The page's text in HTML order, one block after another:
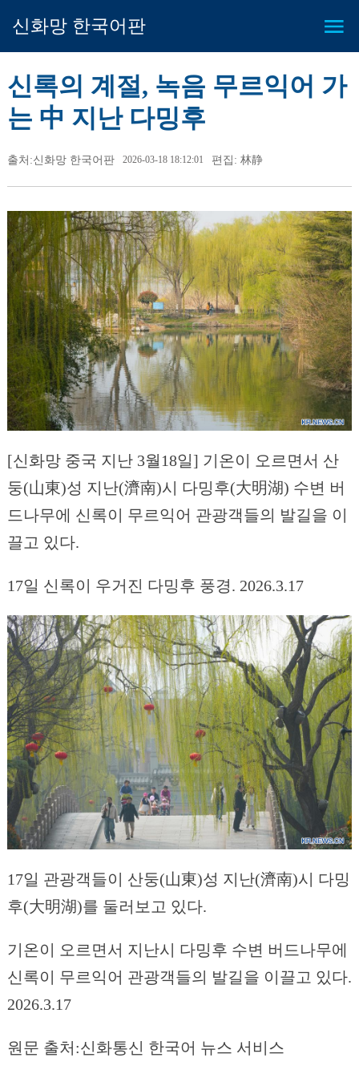
신화망 한국어판
신록의 계절, 녹음 무르익어 가
는 中 지난 다밍후
출처:신화망 한국어판 2026-03-18 18:12:01 편집: 林静
[신화망 중국 지난 3월18일] 기온이 오르면서 산
둥(山東)성 지난(濟南)시 다밍후(大明湖) 수변 버
드나무에 신록이 무르익어 관광객들의 발길을 이
끌고 있다.
17일 신록이 우거진 다밍후 풍경. 2026.3.17
17일 관광객들이 산둥(山東)성 지난(濟南)시 다밍
후(大明湖)를 둘러보고 있다.
기온이 오르면서 지난시 다밍후 수변 버드나무에
신록이 무르익어 관광객들의 발길을 이끌고 있다.
2026.3.17
원문 출처:신화통신 한국어 뉴스 서비스